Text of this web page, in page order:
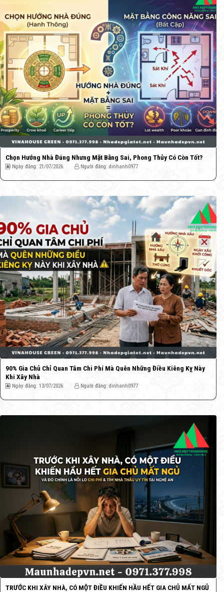
Chọn Hướng Nhà Đúng Nhưng Mặt Bằng Sai, Phong Thủy Có Còn Tốt?
Ngày đăng: 21/07/2026 Người đăng: dinhanh0977
90% Gia Chủ Chỉ Quan Tâm Chi Phí Mà Quên Những Điều Kiêng Kỵ Này
Khi Xây Nhà
Ngày đăng: 13/07/2026 Người đăng: dinhanh0977
TRƯỚC KHI XÂY NHÀ, CÓ MỘT ĐIỀU KHIẾN HẦU HẾT GIA CHỦ MẤT NGỦ